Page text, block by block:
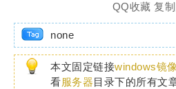
QQ收藏 复
none
本文固定链接windows镜
看服务器目录下的所有文